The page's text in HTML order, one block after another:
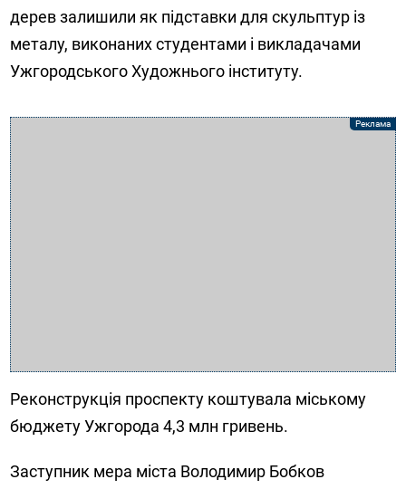
дерев залишили як підставки для скульптур із
металу, виконаних студентами і викладачами
Ужгородського Художнього інституту.
Реконструкція проспекту коштувала міському
бюджету Ужгорода 4,3 млн гривень.
Заступник мера міста Володимир Бобков